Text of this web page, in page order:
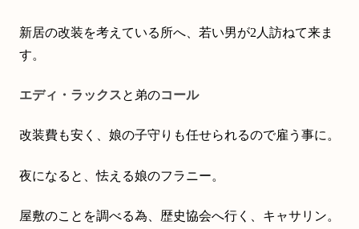
新居の改装を考えている所へ、若い男が2人訪ねて来ま
す。
エディ・ラックスと弟のコール
改装費も安く、娘の子守りも任せられるので雇う事に。
夜になると、怯える娘のフラニー。
屋敷のことを調べる為、歴史協会へ行く、キャサリン。